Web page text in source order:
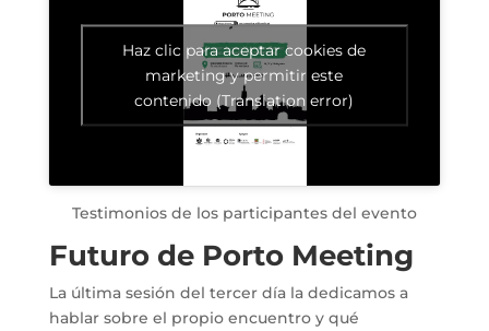
Haz clic para aceptar cookies de
marketing y permitir este
contenido (Translation error)
Testimonios de los participantes del evento
Futuro de Porto Meeting
La última sesión del tercer día la dedicamos a
hablar sobre el propio encuentro y qué